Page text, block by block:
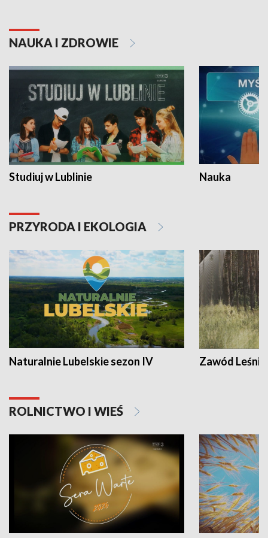
NAUKA I ZDROWIE
Studiuj w Lublinie Nauka
PRZYRODA I EKOLOGIA
Naturalnie Lubelskie sezon IV Zawód Leśnik
ROLNICTWO I WIEŚ